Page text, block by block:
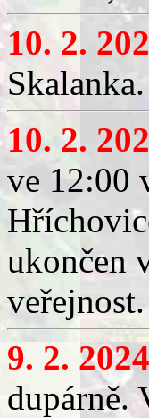
10. 2.
Skalanka.
10. 2.
ve 12:00
ukončen
9. 2.
dupárně.